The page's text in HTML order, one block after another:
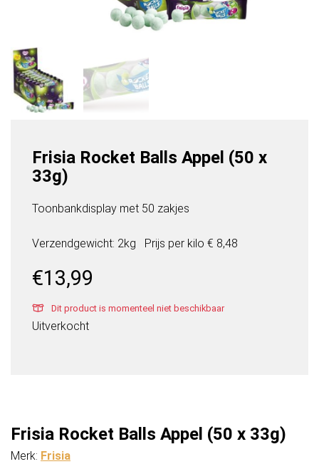
Frisia Rocket Balls Appel (50 x
33g)
Toonbankdisplay met 50 zakjes
Verzendgewicht: 2kg Prijs per kilo € 8,48
€13,99
Dit product is momenteel niet beschikbaar
Uitverkocht
Frisia Rocket Balls Appel (50 x 33g)
Merk: Frisia